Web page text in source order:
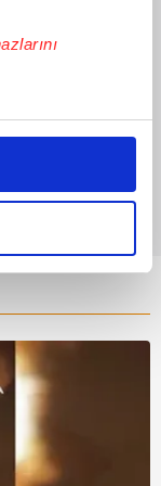
özel
yaparken
sunmak
adına
bu noktada,
tek gelir
vermedikleri
İnternet